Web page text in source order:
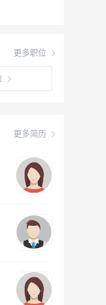
更多职位
更多简历